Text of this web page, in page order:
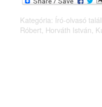
Kategória: Író-olvasó
Róbert, Horváth István,